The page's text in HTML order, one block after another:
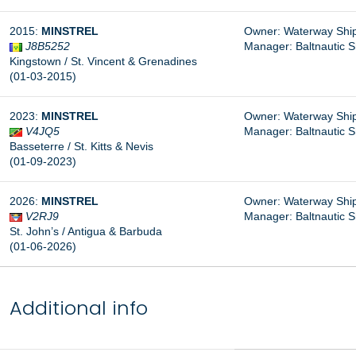
2015: MINSTREL
J8B5252
Kingstown / St. Vincent & Grenadines
(01-03-2015)
Owner: Waterway
Manager: Baltnautic
2023: MINSTREL
V4JQ5
Basseterre / St. Kitts & Nevis
(01-09-2023)
Owner: Waterway
Manager: Baltnautic
2026: MINSTREL
V2RJ9
St. John’s / Antigua & Barbuda
(01-06-2026)
Owner: Waterway
Manager: Baltnautic
Additional info